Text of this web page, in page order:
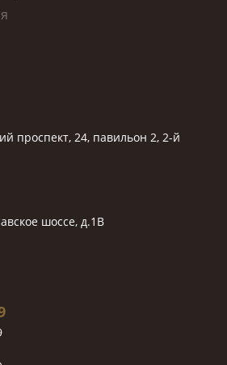
проспект, 24, павильон 2, 2-й
шоссе, д.1В